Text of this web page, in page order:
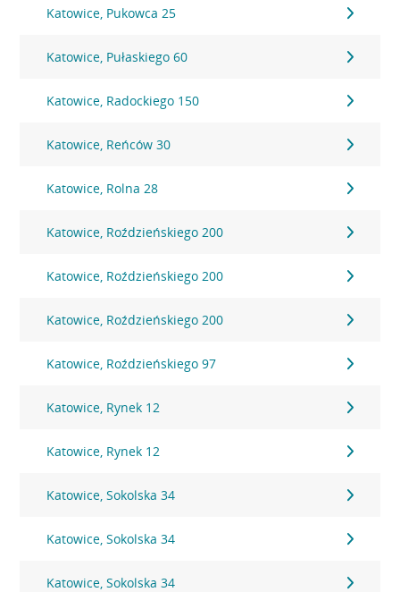
Katowice, Pukowca 25
Katowice, Pułaskiego 60
Katowice, Radockiego 150
Katowice, Reńców 30
Katowice, Rolna 28
Katowice, Roździeńskiego 200
Katowice, Roździeńskiego 200
Katowice, Roździeńskiego 200
Katowice, Roździeńskiego 97
Katowice, Rynek 12
Katowice, Rynek 12
Katowice, Sokolska 34
Katowice, Sokolska 34
Katowice, Sokolska 34